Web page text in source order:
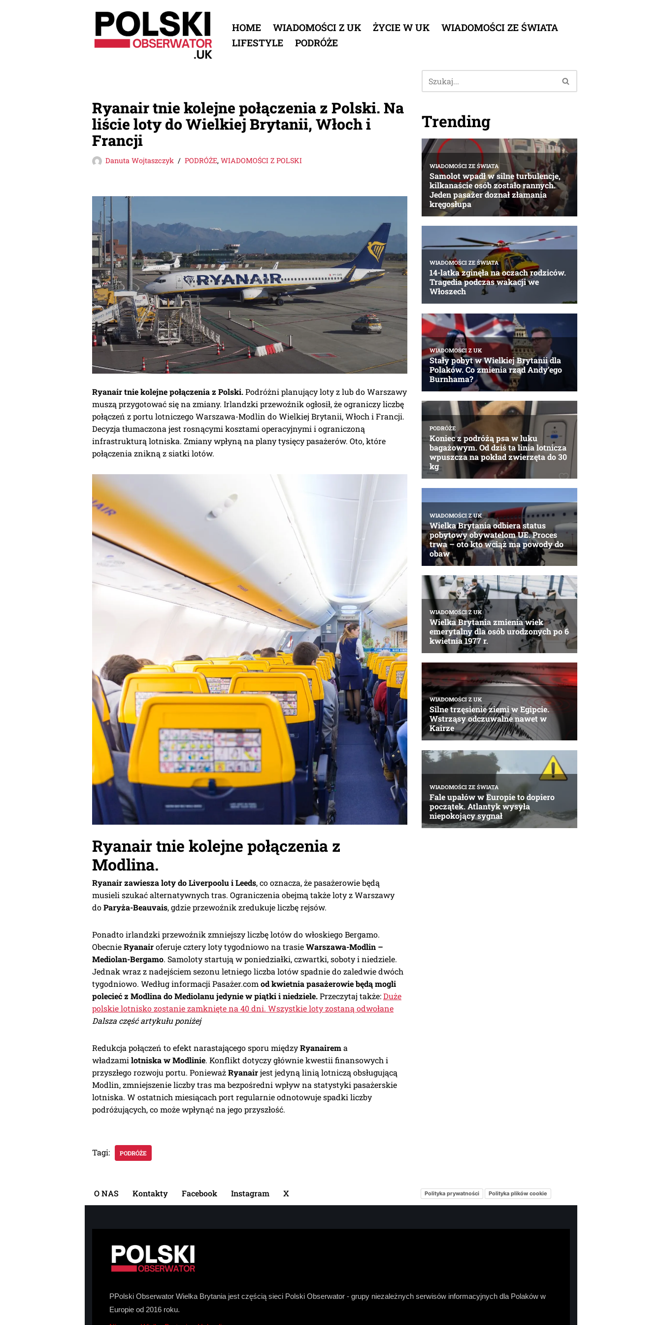
Przejdź
do
HOME WIADOMOŚCI Z UK ŻYCIE W UK
WIADOMOŚCI ZE ŚWIATA
LIFESTYLE
PODRÓŻE
Ryanair tnie kolejne połączenia z Polski. Na
liście loty do Wielkiej Brytanii, Włoch i
Francji
Danuta Wojtaszczyk PODRÓŻE, WIADOMOŚCI Z POLSKI
Ryanair tnie kolejne połączenia z Polski.Podróżni planujący loty z lub do Warszawy
muszą przygotować się na zmiany. Irlandzki przewoźnik ogłosił, że ograniczy liczbę
połączeń z portu lotniczego Warszawa-Modlin do Wielkiej Brytanii, Włoch i Francji.
Decyzja tłumaczona jest rosnącymi kosztami operacyjnymi i ograniczoną
infrastrukturą lotniska. Zmiany wpłyną na plany tysięcy pasażerów. Oto, które
połączenia znikną z siatki lotów.
Ryanair tnie kolejne połączenia z
Modlina.
Ryanair zawiesza loty do Liverpoolu i Leeds, co oznacza, że pasażerowie będą
musieli szukać alternatywnych tras. Ograniczenia obejmą także loty z Warszawy
doParyża-Beauvais, gdzie przewoźnik zredukuje liczbę rejsów.
Ponadto irlandzki przewoźnik zmniejszy liczbę lotów do włoskiego Bergamo.
ObecnieRyanairoferuje cztery loty tygodniowo na trasieWarszawa-Modlin –
Mediolan-Bergamo. Samoloty startują w poniedziałki, czwartki, soboty i niedziele.
Jednak wraz z nadejściem sezonu letniego liczba lotów spadnie do zaledwie dwóch
tygodniowo. Według informacji Pasażer.comod kwietnia pasażerowie będą mogli
polecieć z Modlina do Mediolanu jedynie w piątki i niedziele.Przeczytaj także:Duże
polskie lotnisko zostanie zamknięte na 40 dni. Wszystkie loty zostaną odwołane
Dalsza część artykułu poniżej
Redukcja połączeń to efekt narastającego sporu międzyRyanairema
władzamilotniska w Modlinie. Konflikt dotyczy głównie kwestii finansowych i
przyszłego rozwoju portu. PonieważRyanairjest jedyną linią lotniczą obsługującą
Modlin, zmniejszenie liczby tras ma bezpośredni wpływ na statystyki pasażerskie
lotniska. W ostatnich miesiącach port regularnie odnotowuje spadki liczby
podróżujących, co może wpłynąć na jego przyszłość.
Tagi: PODRÓŻE
Trending
O NAS Kontakty Facebook Instagram X Polityka prywatności Polityka plików cookie
PPolski Obserwator Wielka Brytania jest częścią sieci Polski Obserwator - grupy niezależnych serwisów informacyjnych dla Polaków w
Europie od 2016 roku.